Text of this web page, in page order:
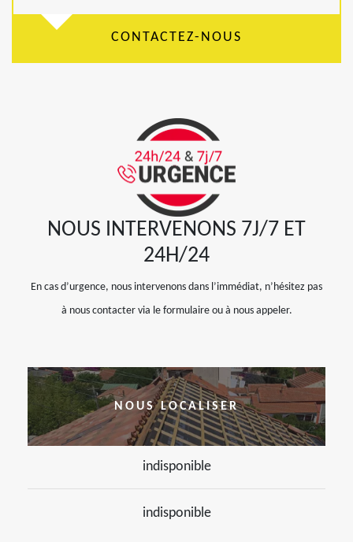
CONTACTEZ-NOUS
NOUS INTERVENONS 7J/7 ET
24H/24
En cas d’urgence, nous intervenons dans l’immédiat, n’hésitez pas
à nous contacter via le formulaire ou à nous appeler.
NOUS LOCALISER
indisponible
indisponible